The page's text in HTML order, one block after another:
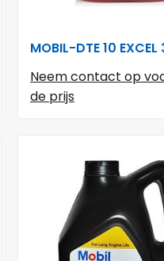
MOBIL-DTE 10 EXCEL
Neem contact op
de prijs